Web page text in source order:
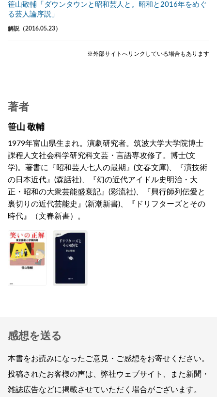
笹山敬輔「ダウンタウンと昭和芸人と。昭和と2016年をめぐ
る芸人論序説」
解説（2016.05.23）
※外部サイトへリンクしている場合もあります
著者
笹山 敬輔
1979年富山県生まれ。演劇研究者。筑波大学大学院博士
課程人文社会科学研究科文芸・言語専攻修了。博士(文
学)。著書に『昭和芸人七人の最期』(文春文庫)、『演技術
の日本近代』(森話社)、『幻の近代アイドル史明治・大
正・昭和の大衆芸能盛衰記』(彩流社)、『興行師列伝愛と
裏切りの近代芸能史』(新潮新書)、『ドリフターズとその
時代』（文春新書）。
感想を送る
本書をお読みになったご意見・ご感想をお寄せください。
投稿されたお客様の声は、弊社ウェブサイト、また新聞・
雑誌広告などに掲載させていただく場合がございます。